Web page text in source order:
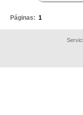
Páginas: 1